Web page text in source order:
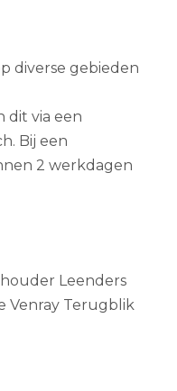
diverse gebieden
dit via een
Bij een
2 werkdagen
Leenders
Venray Terugblik